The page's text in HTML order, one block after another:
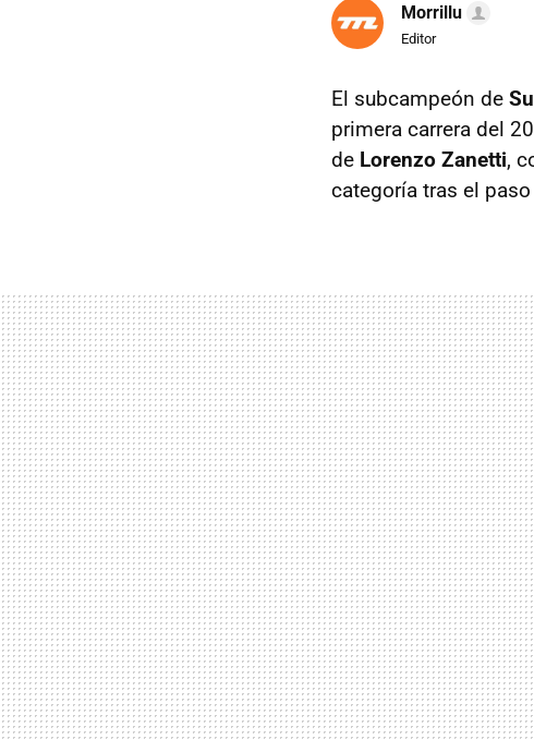
Morrillu
Editor
El subcampeón de
primera carrera del
de Lorenzo Zanetti,
categoría tras el